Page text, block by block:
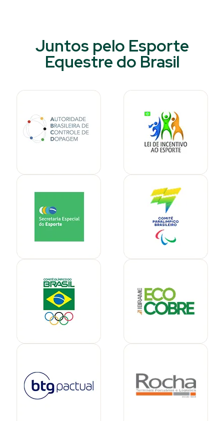
Juntos pelo Esporte
Equestre do Brasil